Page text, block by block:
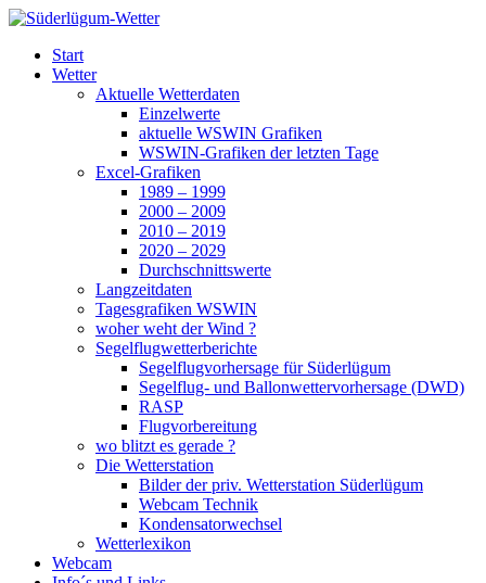
Zum
springen
Süderlügum-Wetter
Start
Wetter
Aktuelle Wetterdaten
Einzelwerte
aktuelle WSWIN Grafiken
WSWIN-Grafiken der letzten Tage
Excel-Grafiken
1989 – 1999
2000 – 2009
2010 – 2019
2020 – 2029
Durchschnittswerte
Langzeitdaten
Tagesgrafiken WSWIN
woher weht der Wind ?
Segelflugwetterberichte
Segelflugvorhersage für Süderlügum
Segelflug- und Ballonwettervorhersage (DWD)
RASP
Flugvorbereitung
wo blitzt es gerade ?
Die Wetterstation
Bilder der priv. Wetterstation Süderlügum
Webcam Technik
Kondensatorwechsel
Wetterlexikon
Webcam